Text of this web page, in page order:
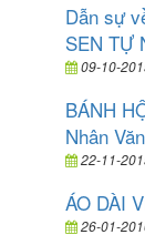
Dẫn sự
SEN TỰ
09-10-
BÁNH
Nhân
22-11-
ÁO DÀI
26-01-